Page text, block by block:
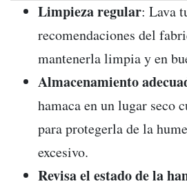
Limpieza regular: Lava
recomendaciones del
mantenerla limpia y en
Almacenamiento
hamaca en un lugar seco
para protegerla de la
excesivo.
Revisa el estado de la